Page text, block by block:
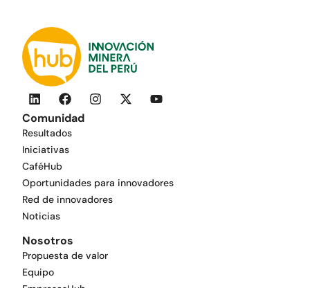
Comunidad
Resultados
Iniciativas
CaféHub
Oportunidades para innovadores
Red de innovadores
Noticias
Nosotros
Propuesta de valor
Equipo